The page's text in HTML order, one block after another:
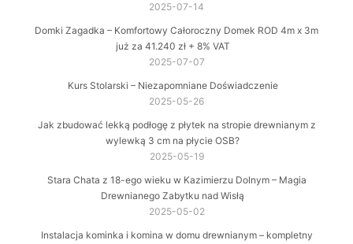
2025-07-14
Domki Zagadka – Komfortowy Całoroczny Domek ROD 4m x 3m
już za 41.240 zł + 8% VAT
2025-07-07
Kurs Stolarski – Niezapomniane Doświadczenie
2025-05-26
Jak zbudować lekką podłogę z płytek na stropie drewnianym z
wylewką 3 cm na płycie OSB?
2025-05-19
Stara Chata z 18-ego wieku w Kazimierzu Dolnym – Magia
Drewnianego Zabytku nad Wisłą
2025-05-02
Instalacja kominka i komina w domu drewnianym – kompletny